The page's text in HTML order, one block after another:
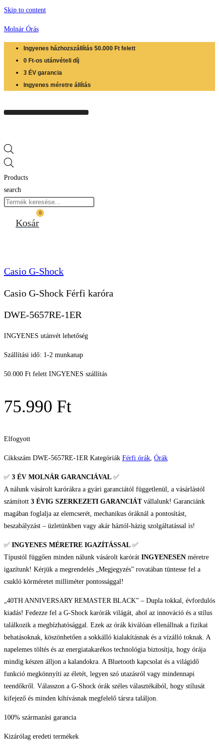
Skip to content
Molnár Órás
Ingyenes házhozszállítás 50.000 Ft felett
0 Ft-os utánvételi díj
3 ÉV garancia
Ingyenes méretre állítás
Products
search
0
Kosár
Casio G-Shock
Casio G-Shock Férfi karóra
DWE-5657RE-1ER
INGYENES utánvét lehetőség
Szállítási idő: 1-2 munkanap
50.000 Ft felett INGYENES szállítás
75.990 Ft
Elfogyott
Cikkszám DWE-5657RE-1ER Kategóriák Férfi órák, Órák
✅ 3 ÉV MOLNÁR GARANCIÁVAL ✅
A nálunk vásárolt karórákra a gyári garanciától függetlenül, a vásárlástól
számított 3 ÉVIG SZERKEZETI GARANCIÁTvállalunk! Garanciánk
magában foglalja az elemcserét, mechanikus óráknál a pontosítást,
beszabályzást – üzletünkben vagy akár háztól-házig szolgáltatással is!
✅ INGYENES MÉRETRE IGAZÍTÁSSAL ✅
Típustól függően minden nálunk vásárolt karórát INGYENESEN méretre
igazítunk! Kérjük a megrendelés „Megjegyzés” rovatában tüntesse fel a
csukló körméretet milliméter pontossággal!
„40TH ANNIVERSARY REMASTER BLACK” – Dupla tokkal, évfordulós
kiadás! Fedezze fel a G-Shock karórák világát, ahol az innováció és a stílus
találkozik a megbízhatósággal. Ezek az órák kiválóan ellenállnak a fizikai
behatásoknak, köszönhetően a sokkálló kialakításnak és a vízálló toknak. A
napelemes töltés és az energiatakarékos technológia biztosítja, hogy órája
mindig készen álljon a kalandokra. A Bluetooth kapcsolat és a világidő
funkció megkönnyíti az életét, legyen szó utazásról vagy mindennapi
teendőkről. Válasszon a G-Shock órák széles választékából, hogy stílusát
kifejező és minden kihívásnak megfelelő társra találjon.
100% származási garancia
Kizárólag eredeti termékek